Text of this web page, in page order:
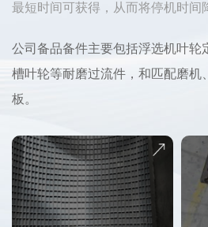
最短时间可获得，从而将停机时间
公司备品备件主要包括浮选机叶轮
槽叶轮等耐磨过流件，和匹配磨机
板。